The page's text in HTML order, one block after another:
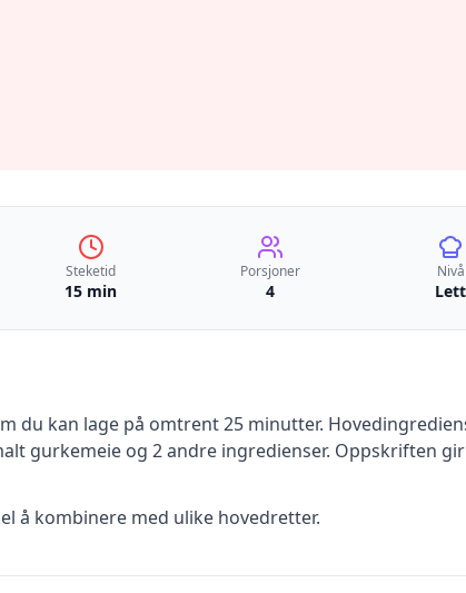
Steketid
15 min
Porsjoner
4
Nivå
Lett
du kan lage på omtrent 25 minutter.
gurkemeie og 2 andre ingredienser. Oppskriften gir
å kombinere med ulike hovedretter.